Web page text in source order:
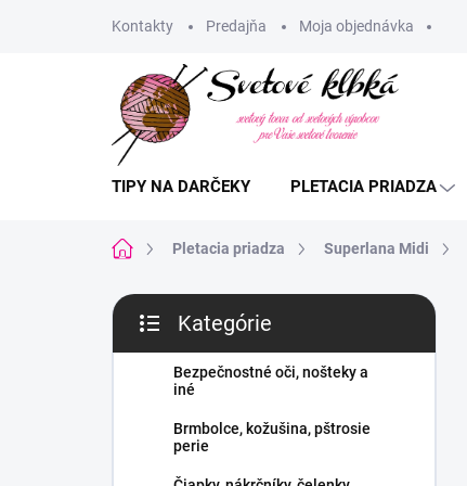
Kontakty Predajňa Moja objednávka
TIPY NA DARČEKY PLETACIA PRIADZA
DomovPletacia priadza Superlana Midi
B
č
kategórie
Kategórie
Bezpečnostné oči, nošteky a
iné
Brmbolce, kožušina, pštrosie
perie